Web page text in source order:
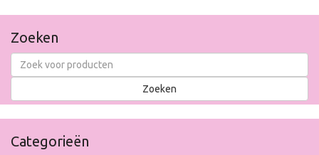
Zoeken
Categorieën